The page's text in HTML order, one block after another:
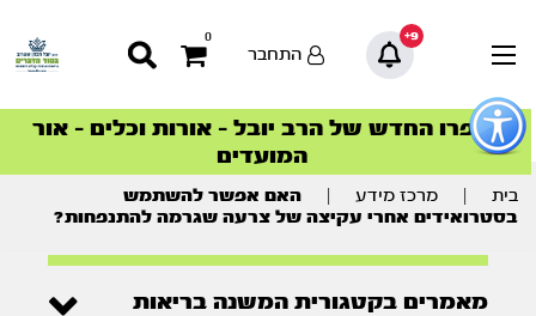
כפתור
לפתיחת
תפריט
9+
0
התחבר
סדרות הפודקאסטים
הסדרה המובילה החודש – דרך המלך
ספרו החדש של הרב יובל – אורות וכלים – אור
המועדים
הצטרפו למהפכת הבריאות הטבעית >
סדרות הפודקאסטים
הסדרה המובילה החודש – דרך המלך
בית מרכז מידע
האם אפשר להשתמש
בסטרואידים אחרי עקיצה של צרעה שגרמה להתנפחות?
מאמרים בקטגורית המשנה בריאות